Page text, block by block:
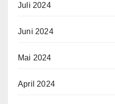
Juli 2024
Juni 2024
Mai 2024
April 2024